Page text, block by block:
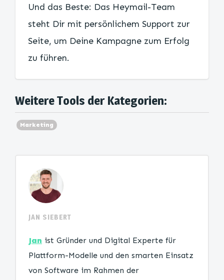
Und das Beste: Das Heymail-Team
steht Dir mit persönlichem Support zur
Seite, um Deine Kampagne zum Erfolg
zu führen.
Weitere Tools der Kategorien:
Marketing
JAN SIEBERT
Jan ist Gründer und Digital Experte für
Plattform-Modelle und den smarten Einsatz
von Software im Rahmen der